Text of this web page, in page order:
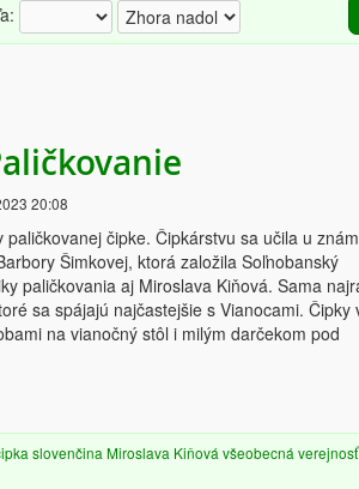
20:08
čipke. Čipkárstvu sa učila u
Šimkovej, ktorá založila Soľnobanský
paličkovania aj Miroslava Kiňová. Sama
sa spájajú najčastejšie s Vianocami. Čipky
na vianočný stôl i milým darčekom pod
slovenčina Miroslava Kiňová všeobecná verejnosť